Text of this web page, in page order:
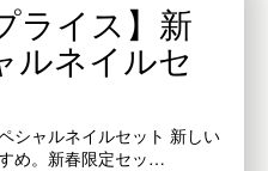
ライス】新
ルネイルセ
シャルネイルセット 新しい
め。新春限定セッ…